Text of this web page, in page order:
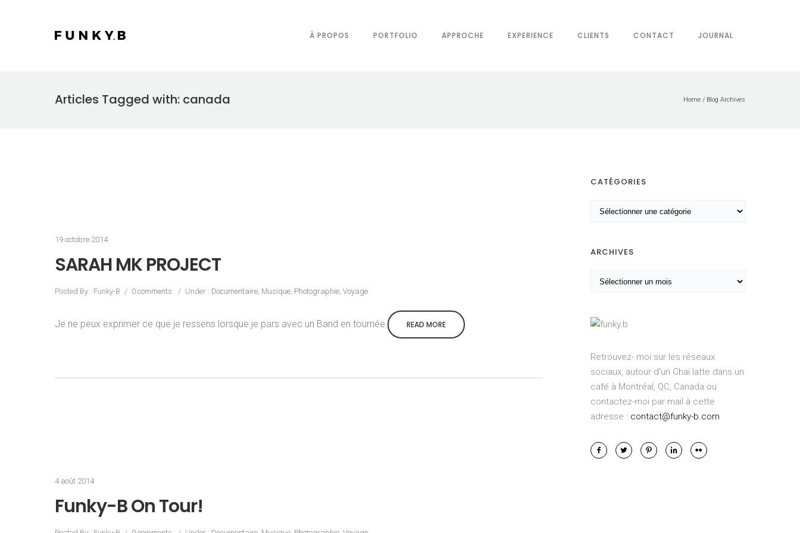
À PROPOS PORTFOLIO APPROCHE EXPERIENCE CLIENTS CONTACT JOURNAL
Articles Tagged with: canada Home / Blog Archives
19 octobre 2014
SARAH MK PROJECT
Posted By : Funky-B / 0 comments / Under : Documentaire, Musique, Photographie, Voyage
Je ne peux exprimer ce que je ressens lorsque je pars avec un Band en tournée. READ MORE
4 août 2014
Funky-B On Tour!
CATÉGORIES
é
e
ARCHIVES
h
v
Retrouvez- moi sur les réseaux
sociaux, autour d'un Chaï latte dans un
café à Montréal, QC, Canada ou
contactez-moi par mail à cette
adresse : contact@funky-b.com